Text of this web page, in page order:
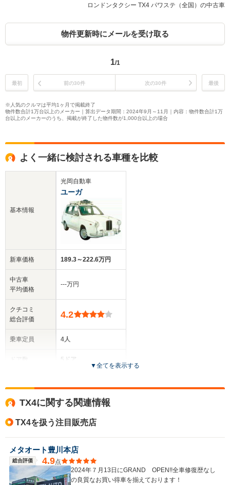
ックモニター/フルセ
ーシート 純
パーキング
ロンドンタクシー TX4 パワステ（全国）の中古車
物件更新時にメールを受け取る
1/1
最初 前の30件 次の30件 最後
※人気のクルマは平均1ヶ月で掲載終了
物件数合計1万台以上のメーカー｜算出データ期間：2024年9月～11月｜内容：物件数合計1万
台以上のメーカーのうち、掲載が終了した物件数が1,000台以上の場合
よく一緒に検討される車種を比較
基本情報
新車価格
中古車
平均価格
クチコミ
総合評価
乗車定員
サイズ
(全長x全幅x全高)
光岡自動車
ユーガ
189.3～222.6万円
‐‐‐万円
4.2
4人
5ドア
全高
1.61m
▼全てを表示する
TX4に関する関連情報
TX4を扱う注目販売店
メタオート豊川本店
総合評価 4.9点
2024年７月13日にGRAND OPEN!!全車修復歴なし
の良質なお買い得車を揃えております！